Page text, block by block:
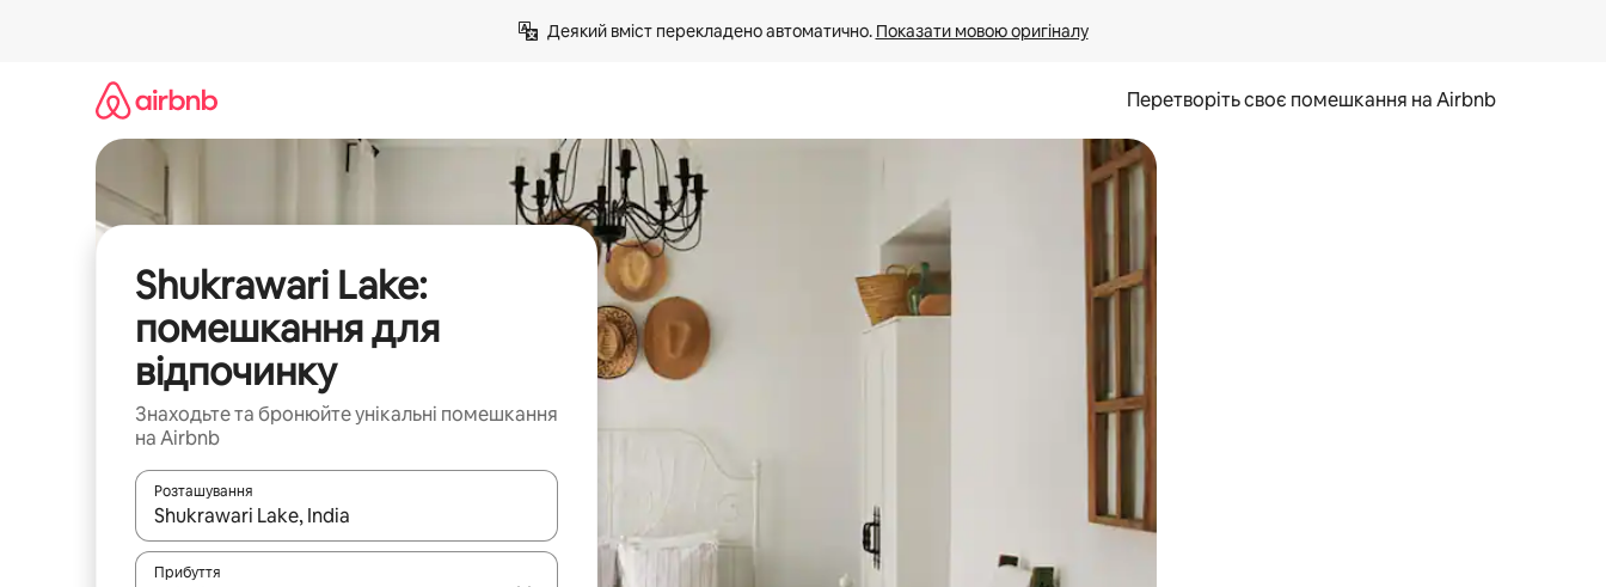
Деякий вміст перекладено автоматично. Показати мовою оригіналу
Перетворіть своє помешкання на Airbnb
Shukrawari Lake:
помешкання для
відпочинку
Знаходьте та бронюйте унікальні помешкання
на Airbnb
Розташування
Отримавши результати пошуку, використовуйте для навігації сторінкою клавіші зі стрілками вгору та вниз або жести дотику та гортання.
Прибуття